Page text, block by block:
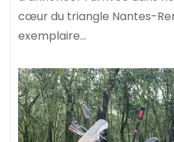
cœur du triangle Nantes-
exemplaire…